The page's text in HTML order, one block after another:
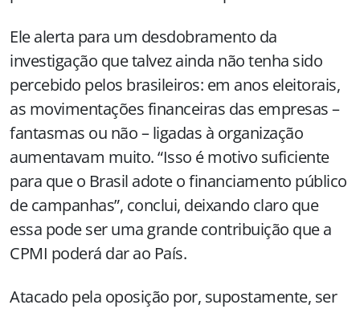
Ele alerta para um desdobramento da
investigação que talvez ainda não tenha sido
percebido pelos brasileiros: em anos eleitorais,
as movimentações financeiras das empresas –
fantasmas ou não – ligadas à organização
aumentavam muito. “Isso é motivo suficiente
para que o Brasil adote o financiamento público
de campanhas”, conclui, deixando claro que
essa pode ser uma grande contribuição que a
CPMI poderá dar ao País.
Atacado pela oposição por, supostamente, ser